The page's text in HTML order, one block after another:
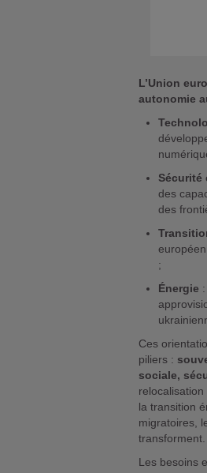
L’Union
autonomie
Sécurité
des
des
;
Énergie
Ces
piliers :
sociale,
relocalisation
la transition
migratoires,
transforment.
Les besoins